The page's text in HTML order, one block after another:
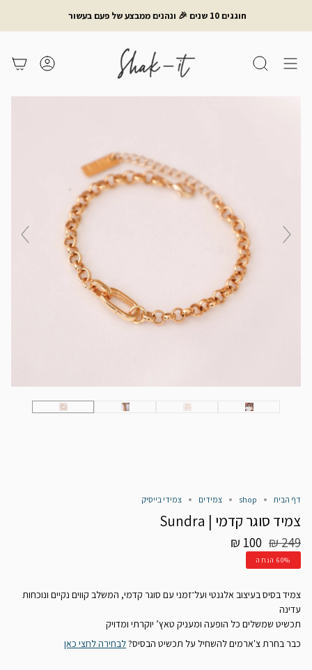
חוגגים 10 שנים 🎉 ונהנים ממבצע של פעם בעשור
חיפוש משתמש
דף הבית shop צמידים צמידי בייסיק
צמיד סוגר קדמי | Sundra
100 ₪מחיר
רגיל
249 ₪
60%הנחה
צמיד בסיס בעיצוב אלגנטי ועל־זמני עם סוגר קדמי, המשלב קווים נקיים ונוכחות
עדינה
תכשיט שמשלים כל הופעה ומעניק טאץ’ יוקרתי ומדויק
כבר בחרת צ'ארמים להשחיל על תכשיט הבסיס?לבחירה לחצי כאן